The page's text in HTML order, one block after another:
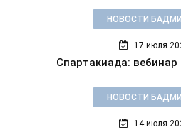
НОВОСТИ
17 июля
Спартакиада: вебинар
НОВОСТИ
14 июля